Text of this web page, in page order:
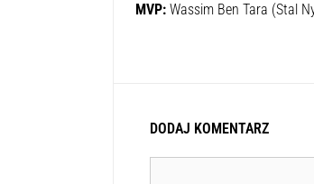
MVP:Wassim Ben Tara (Stal
DODAJ KOMENTARZ